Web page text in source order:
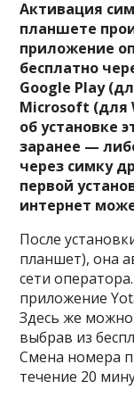
Активация
планшете
приложение
бесплатно
Google Play
Microsoft (для
об установке
заранее —
через симку
первой
интернет
После
планшет), она
сети
приложение
Здесь же
выбрав из
Смена номера
течение 20